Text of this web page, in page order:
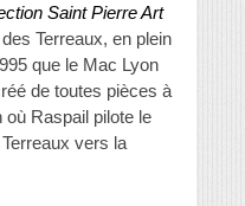
Saint Pierre Art
Terreaux, en plein
que le Mac Lyon
de toutes pièces à
où Raspail pilote le
vers la